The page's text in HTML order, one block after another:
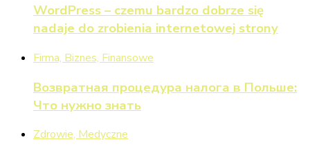
WordPress – czemu bardzo dobrze się
nadaje do zrobienia internetowej strony
Firma, Biznes, Finansowe
Возвратная процедура налога в Польше:
Что нужно знать
Zdrowie, Medyczne